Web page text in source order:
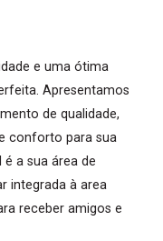
e uma ótima
Apresentamos
de qualidade,
conforto para sua
a sua área de
integrada à area
receber amigos e